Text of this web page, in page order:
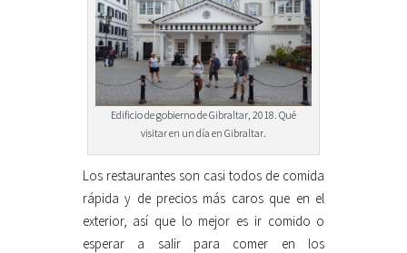
Edificio de gobierno de Gibraltar, 2018. Qué
visitar en un día en Gibraltar.
Los restaurantes son casi todos de comida
rápida y de precios más caros que en el
exterior, así que lo mejor es ir comido o
esperar a salir para comer en los